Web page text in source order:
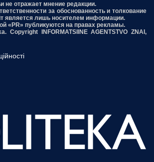
не отражает мнение редакции.
за обоснованность и толкование
является лишь носителем информации.
«PR» публикуются на правах рекламы.
Copyright INFORMATSIINE AGENTSTVO ZNAI,